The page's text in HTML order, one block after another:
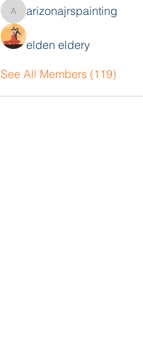
arizonajrspainting
arizonajrspainting
elden eldery
See All Members (119)